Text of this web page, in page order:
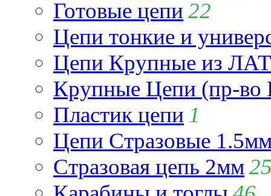
Готовые цепи 22
Цепи тонкие и
Цепи Крупные из
Крупные Цепи (пр-во
Пластик цепи 1
Цепи Стразовые
Стразовая цепь 2мм